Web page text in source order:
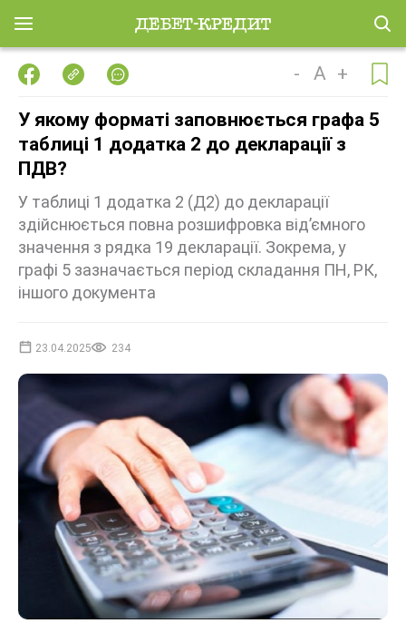
- A +
У якому форматі заповнюється графа 5
таблиці 1 додатка 2 до декларації з
ПДВ?
У таблиці 1 додатка 2 (Д2) до декларації
здійснюється повна розшифровка відʼємного
значення з рядка 19 декларації. Зокрема, у
графі 5 зазначається період складання ПН, РК,
іншого документа
23.04.2025 234